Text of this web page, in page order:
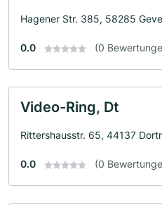
Hagener Str. 385, 58285
0.0 (0
Video-Ring, Dt
Rittershausstr. 65, 44137
0.0 (0